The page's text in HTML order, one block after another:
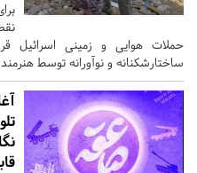
حملات هوایی و زمینی اسرائیل
ساختارشکنانه و نوآورانه توسط